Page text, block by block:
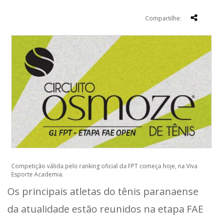
Compartilhe:
Competição válida pelo ranking oficial da FPT começa hoje, na Viva
Esporte Academia.
Os principais atletas do tênis paranaense
da atualidade estão reunidos na etapa FAE